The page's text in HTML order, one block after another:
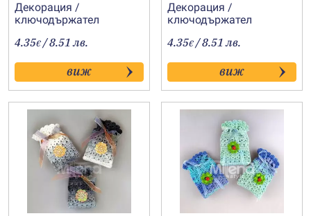
Декорация /
ключодържател
4.35€ / 8.51 лв.
виж
Декорация /
ключодържател
4.35€ / 8.51 лв.
виж